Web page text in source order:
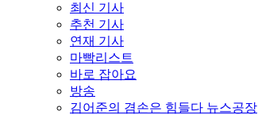
최신 기사
추천 기사
연재 기사
마빡리스트
바로 잡아요
방송
김어준의 겸손은 힘들다 뉴스공장